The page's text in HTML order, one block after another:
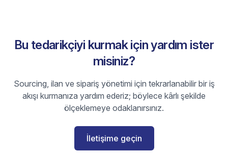
Bu tedarikçiyi kurmak için yardım ister
misiniz?
Sourcing, ilan ve sipariş yönetimi için tekrarlanabilir bir iş
akışı kurmanıza yardım ederiz; böylece kârlı şekilde
ölçeklemeye odaklanırsınız.
İletişime geçin